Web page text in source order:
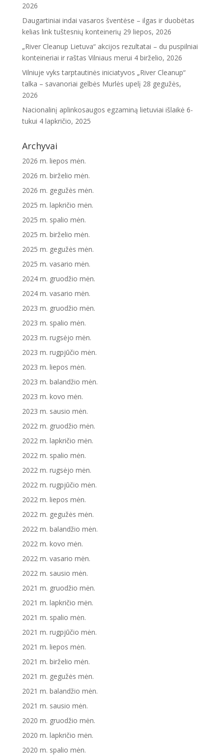
2026
Daugartiniai indai vasaros šventėse – ilgas ir duobėtas
kelias link tuštesnių konteinerių 29 liepos, 2026
„River Cleanup Lietuva“ akcijos rezultatai – du puspilniai
konteineriai ir raštas Vilniaus merui 4 birželio, 2026
Vilniuje vyks tarptautinės iniciatyvos „River Cleanup“
talka – savanoriai gelbės Murlės upelį 28 gegužės,
2026
Nacionalinį aplinkosaugos egzaminą lietuviai išlaikė 6-
tukui 4 lapkričio, 2025
Archyvai
2026 m. liepos mėn.
2026 m. birželio mėn.
2026 m. gegužės mėn.
2025 m. lapkričio mėn.
2025 m. spalio mėn.
2025 m. birželio mėn.
2025 m. gegužės mėn.
2025 m. vasario mėn.
2024 m. gruodžio mėn.
2024 m. vasario mėn.
2023 m. gruodžio mėn.
2023 m. spalio mėn.
2023 m. rugsėjo mėn.
2023 m. rugpjūčio mėn.
2023 m. liepos mėn.
2023 m. balandžio mėn.
2023 m. kovo mėn.
2023 m. sausio mėn.
2022 m. gruodžio mėn.
2022 m. lapkričio mėn.
2022 m. spalio mėn.
2022 m. rugsėjo mėn.
2022 m. rugpjūčio mėn.
2022 m. liepos mėn.
2022 m. gegužės mėn.
2022 m. balandžio mėn.
2022 m. kovo mėn.
2022 m. vasario mėn.
2022 m. sausio mėn.
2021 m. gruodžio mėn.
2021 m. lapkričio mėn.
2021 m. spalio mėn.
2021 m. rugpjūčio mėn.
2021 m. liepos mėn.
2021 m. birželio mėn.
2021 m. gegužės mėn.
2021 m. balandžio mėn.
2021 m. sausio mėn.
2020 m. gruodžio mėn.
2020 m. lapkričio mėn.
2020 m. spalio mėn.